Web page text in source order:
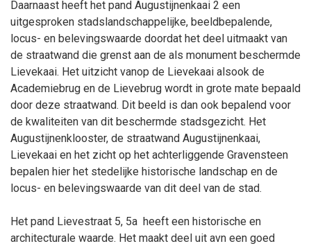
Daarnaast heeft het pand Augustijnenkaai 2 een
uitgesproken stadslandschappelijke, beeldbepalende,
locus- en belevingswaarde doordat het deel uitmaakt van
de straatwand die grenst aan de als monument beschermde
Lievekaai. Het uitzicht vanop de Lievekaai alsook de
Academiebrug en de Lievebrug wordt in grote mate bepaald
door deze straatwand. Dit beeld is dan ook bepalend voor
de kwaliteiten van dit beschermde stadsgezicht. Het
Augustijnenklooster, de straatwand Augustijnenkaai,
Lievekaai en het zicht op het achterliggende Gravensteen
bepalen hier het stedelijke historische landschap en de
locus- en belevingswaarde van dit deel van de stad.
Het pand Lievestraat 5, 5a heeft een historische en
architecturale waarde. Het maakt deel uit avn een goed